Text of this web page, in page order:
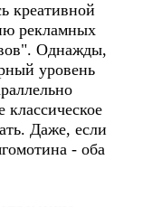
креативной
рекламных
Однажды,
уровень
классическое
Даже, если
- оба